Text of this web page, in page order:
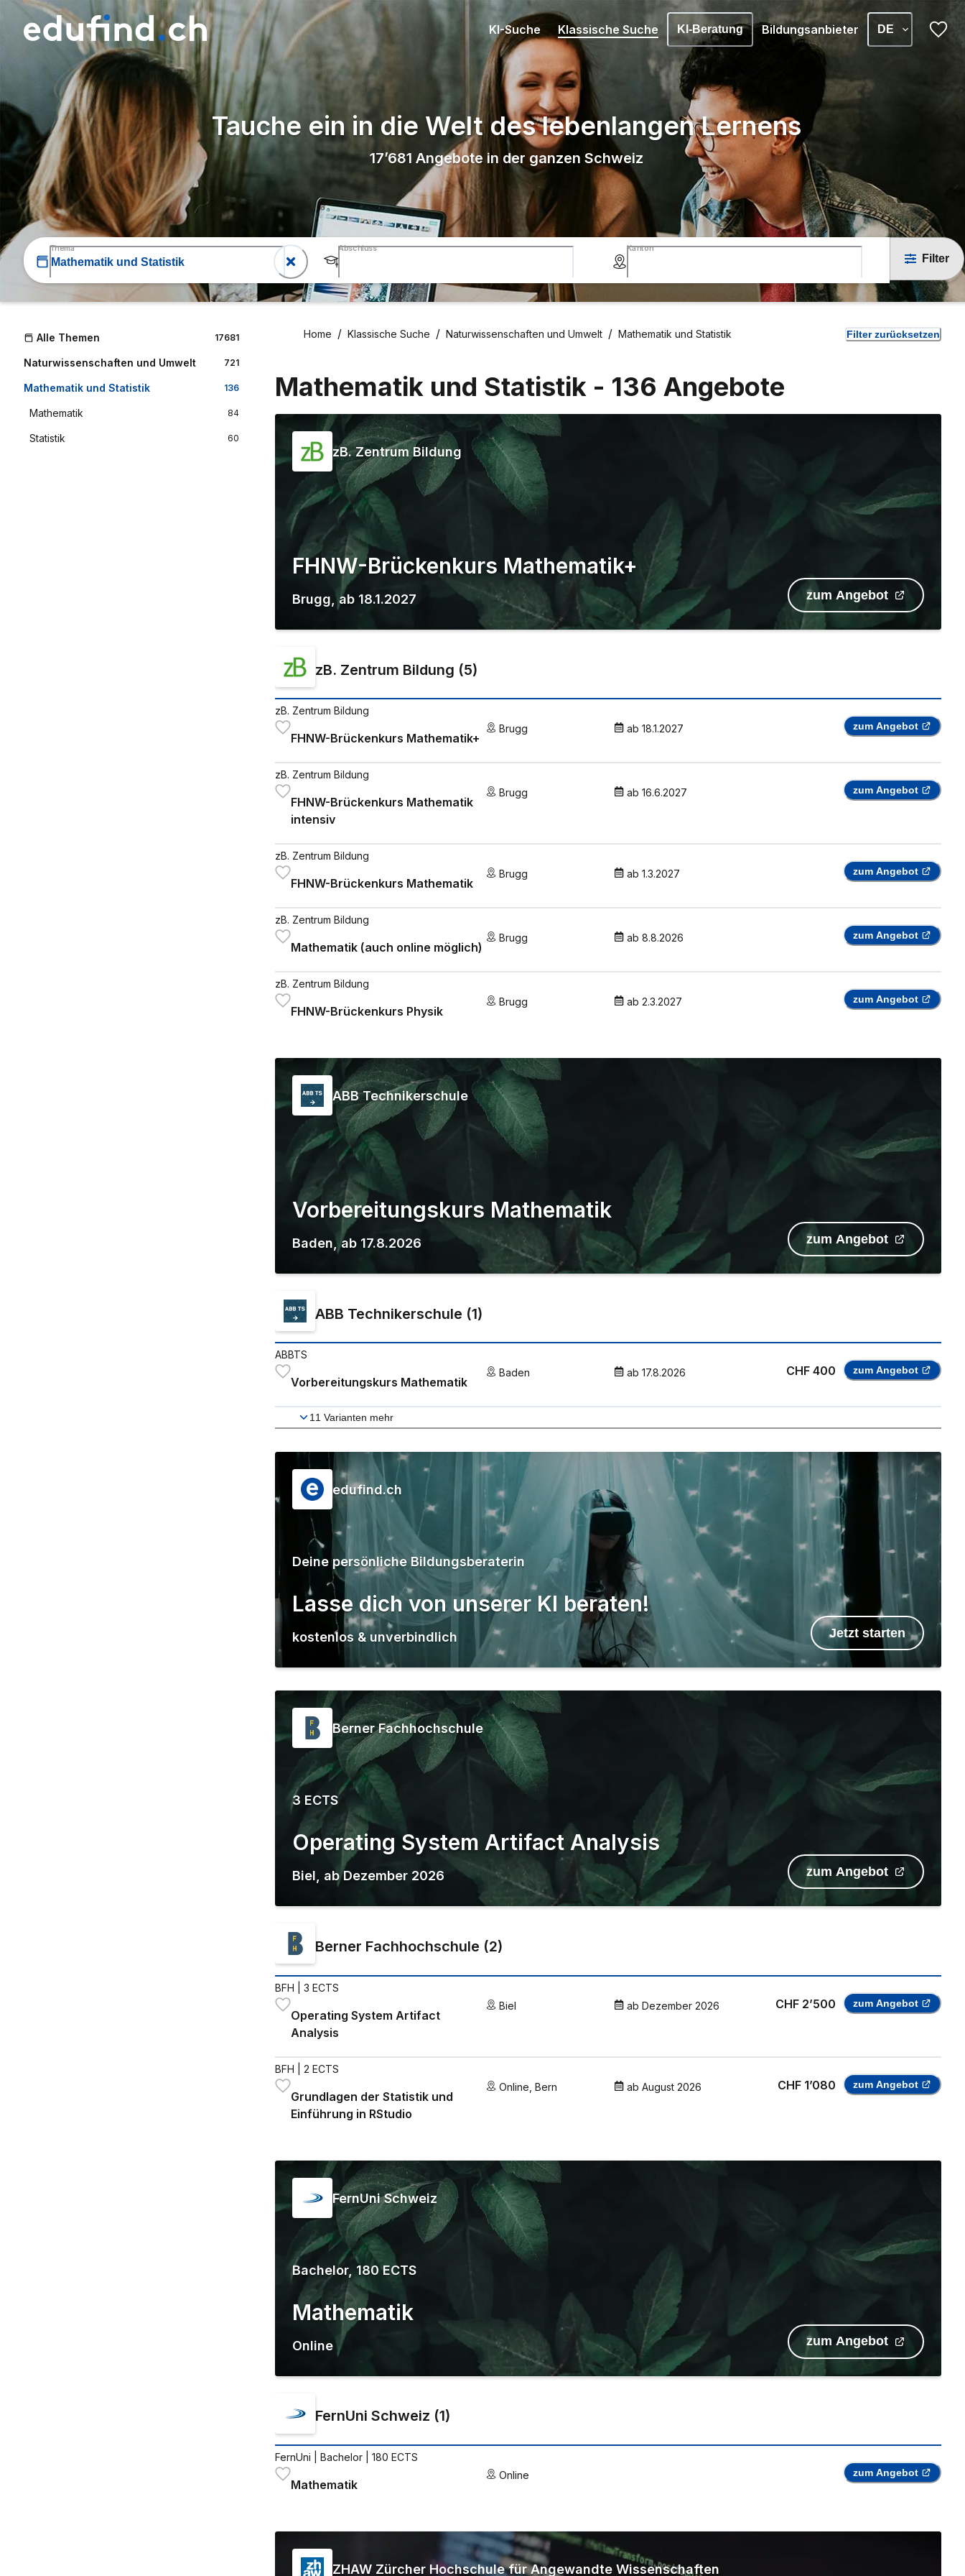
KI-Suche Klassische Suche KI-Beratung Bildungsanbieter DE
Tauche ein in die Welt des lebenlangen Lernens
17’681 Angebote in der ganzen Schweiz
Thema Abschluss Kanton
Filter
Alle Themen 17681
Naturwissenschaften und Umwelt 721
Mathematik und Statistik 136
Mathematik 84
Statistik 60
Home Klassische Suche Naturwissenschaften und Umwelt Mathematik und Statistik Filter zurücksetzen
Mathematik und Statistik - 136 Angebote
zB. Zentrum Bildung
FHNW-Brückenkurs Mathematik+
Brugg ,ab 18.1.2027 zum Angebot
zB. Zentrum Bildung (5)
zB. Zentrum Bildung
FHNW-Brückenkurs Mathematik+
Brugg ab 18.1.2027 zum Angebot
zB. Zentrum Bildung
FHNW-Brückenkurs Mathematik
intensiv
Brugg ab 16.6.2027 zum Angebot
zB. Zentrum Bildung
FHNW-Brückenkurs Mathematik
Brugg ab 1.3.2027 zum Angebot
zB. Zentrum Bildung
Mathematik (auch online möglich)
Brugg ab 8.8.2026 zum Angebot
zB. Zentrum Bildung
FHNW-Brückenkurs Physik
Brugg ab 2.3.2027 zum Angebot
ABB Technikerschule
Vorbereitungskurs Mathematik
Baden,ab 17.8.2026 zum Angebot
ABB Technikerschule (1)
ABBTS
Vorbereitungskurs Mathematik
Baden ab 17.8.2026 CHF 400 zum Angebot
11 Varianten mehr
edufind.ch
Deine persönliche Bildungsberaterin
Lasse dich von unserer KI beraten!
kostenlos & unverbindlich Jetzt starten
Berner Fachhochschule
3 ECTS
Operating System Artifact Analysis
Biel, ab Dezember 2026 zum Angebot
Berner Fachhochschule (2)
BFH | 3 ECTS
Operating System Artifact
Analysis
Biel ab Dezember 2026 CHF 2’500 zum Angebot
BFH | 2 ECTS
Grundlagen der Statistik und
Einführung in RStudio
Online ,Bern ab August 2026 CHF 1’080 zum Angebot
FernUni Schweiz
Bachelor, 180 ECTS
Mathematik
Online zum Angebot
FernUni Schweiz (1)
FernUni | Bachelor | 180 ECTS
Mathematik
Online zum Angebot
ZHAW Zürcher Hochschule für Angewandte Wissenschaften